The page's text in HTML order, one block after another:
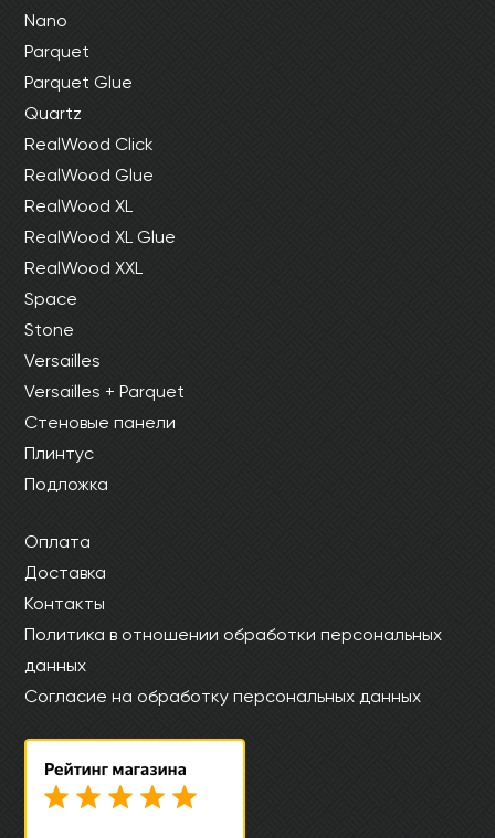
Nano
Parquet
Parquet Glue
Quartz
RealWood Click
RealWood Glue
RealWood XL
RealWood XL Glue
RealWood XXL
Space
Stone
Versailles
Versailles + Parquet
Стеновые панели
Плинтус
Подложка
Оплата
Доставка
Контакты
Политика в отношении обработки персональных
данных
Согласие на обработку персональных данных